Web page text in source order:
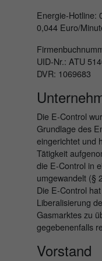
Energie-Hotline:
0,044 Euro/
UID-Nr.: ATU
DVR: 1069683
Die E-Control
Grundlage des
eingerichtet und
Tätigkeit
die E-Control in
umgewandelt (§
Die E-Control
Liberalisierung
Gasmarktes zu
gegebenenfalls
Vorstand